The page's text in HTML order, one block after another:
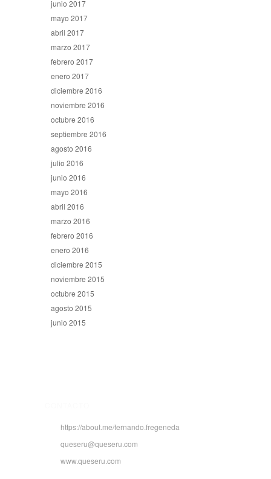
junio 2017
mayo 2017
abril 2017
marzo 2017
febrero 2017
enero 2017
diciembre 2016
noviembre 2016
octubre 2016
septiembre 2016
agosto 2016
julio 2016
junio 2016
mayo 2016
abril 2016
marzo 2016
febrero 2016
enero 2016
diciembre 2015
noviembre 2015
octubre 2015
agosto 2015
junio 2015
https://about.me/fernando.fregeneda
queseru@queseru.com
www.queseru.com